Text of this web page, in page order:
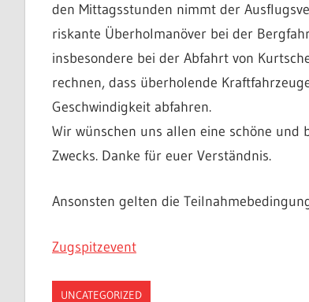
den Mittagsstunden nimmt der
riskante Überholmanöver bei der
insbesondere bei der Abfahrt von
rechnen, dass überholende
Geschwindigkeit abfahren.
Wir wünschen uns allen eine schöne
Zwecks. Danke für euer Verständnis.
Ansonsten gelten die
Zugspitzevent
UNCATEGORIZED